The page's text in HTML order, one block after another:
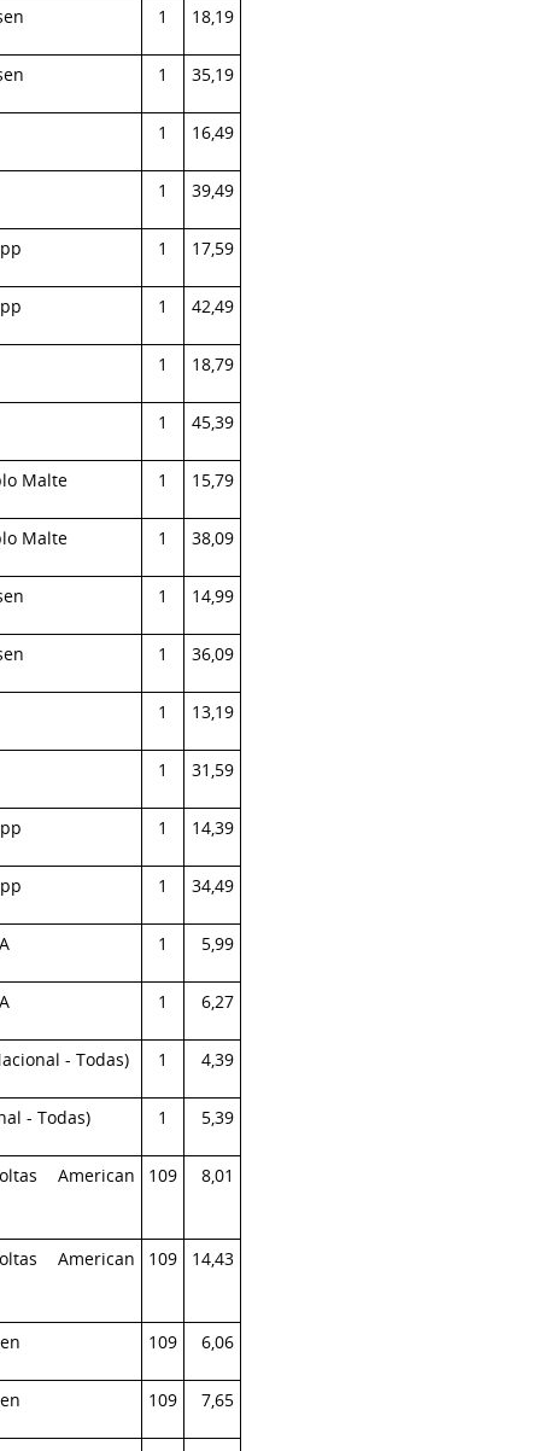
1 18,19
1 35,19
1 16,49
1 39,49
1 17,59
1 42,49
1 18,79
1 45,39
Malte 1 15,79
Malte 1 38,09
1 14,99
1 36,09
1 13,19
1 31,59
1 14,39
1 34,49
1 5,99
1 6,27
- Todas) 1 4,39
- Todas) 1 5,39
American
109 8,01
American
109 14,43
109 6,06
109 7,65